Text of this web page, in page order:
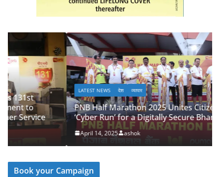
LATEST NEWS देश व्यापार
PNB Half Marathon 2025 Unites Citizens in a
‘Cyber Run’ for a Digitally Secure Bharat
ashok
Book your Campaign